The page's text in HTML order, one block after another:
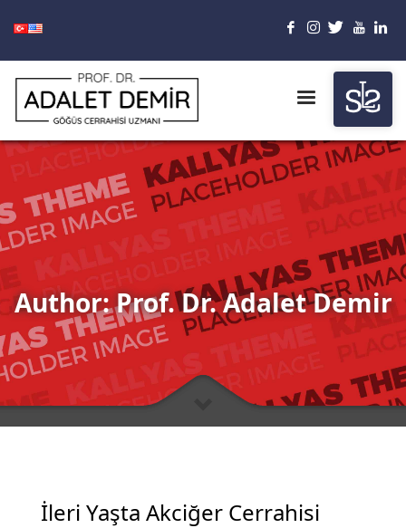
Author:Prof. Dr. Adalet Demir
İleri Yaşta Akciğer Cerrahisi